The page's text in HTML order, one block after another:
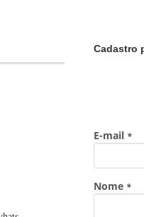
Cadastro